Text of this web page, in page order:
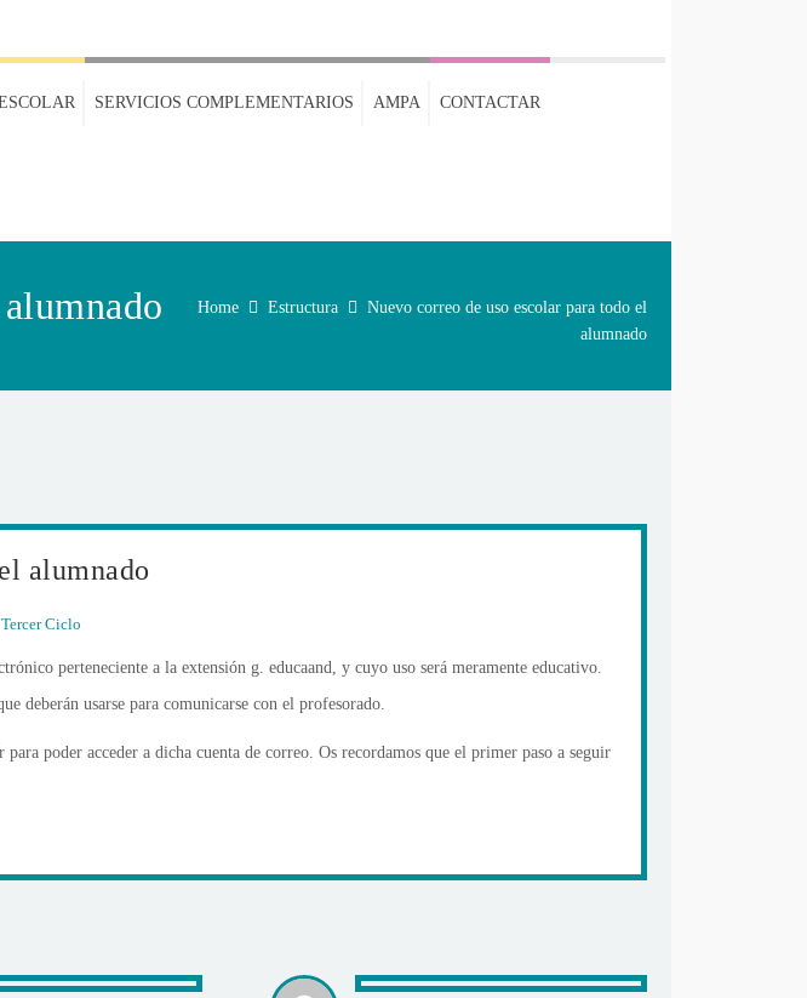
SERVICIOS COMPLEMENTARIOS AMPA CONTACTAR
Home Estructura
Nuevo correo de uso escolar para todo el
alumnado
alumnado
Tercer Ciclo
perteneciente a la extensión g. educaand, y cuyo uso será meramente educativo.
deberán usarse para comunicarse con el profesorado.
poder acceder a dicha cuenta de correo. Os recordamos que el primer paso a seguir